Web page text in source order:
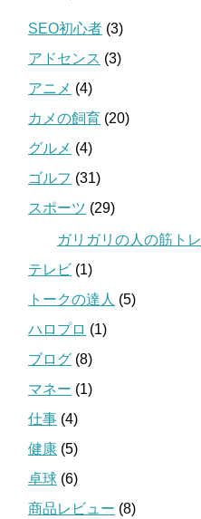
SEO初心者 (3)
アドセンス (3)
アニメ (4)
カメの飼育 (20)
グルメ (4)
ゴルフ (31)
スポーツ (29)
ガリガリの人の筋トレ
テレビ (1)
トークの達人 (5)
ハロプロ (1)
ブログ (8)
マネー (1)
仕事 (4)
健康 (5)
卓球 (6)
商品レビュー (8)